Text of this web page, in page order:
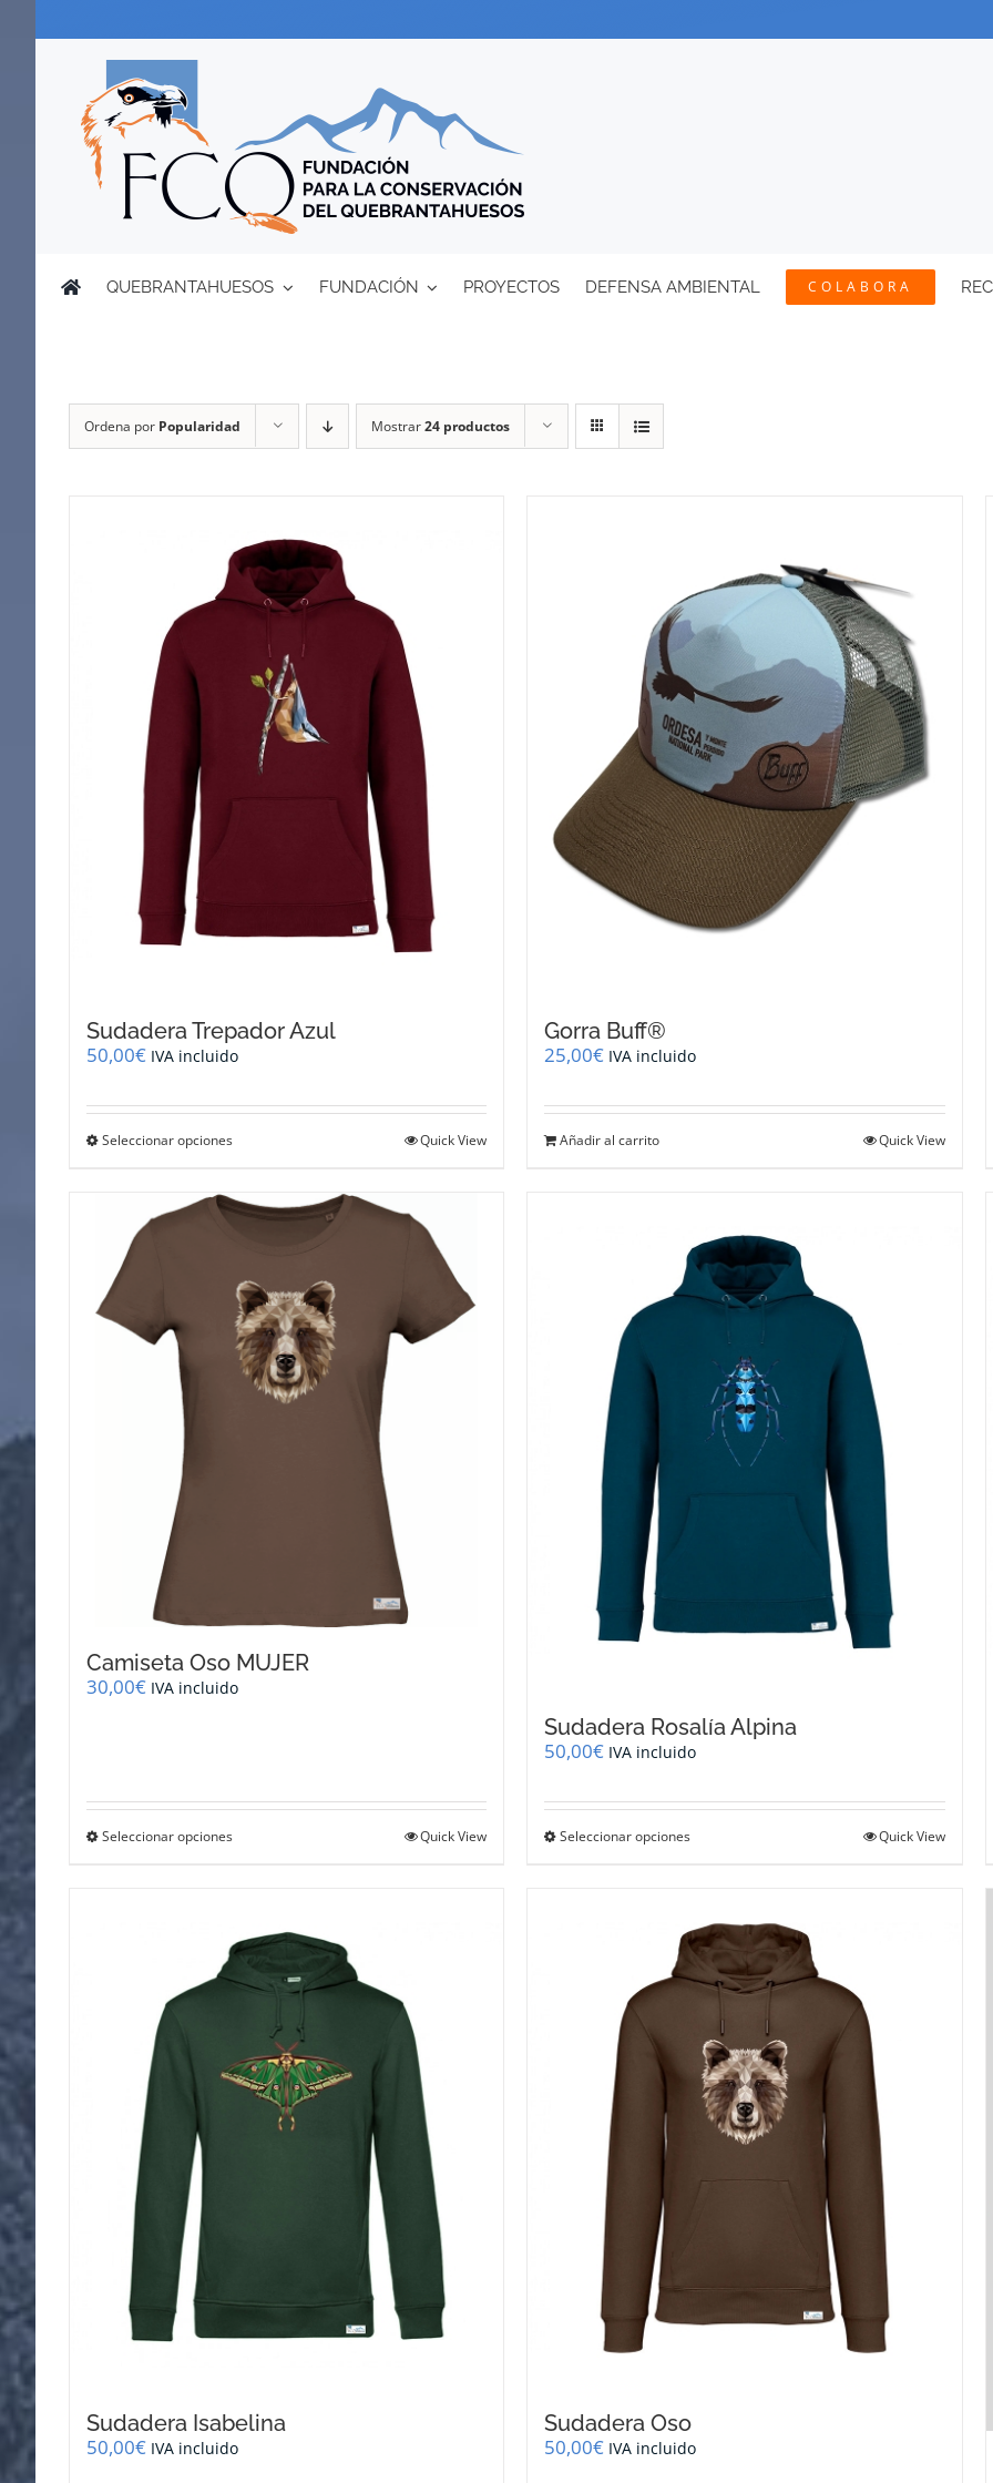
QUEBRANTAHUESOS FUNDACIÓN PROYECTOS DEFENSA AMBIENTAL COLABORA
Ordena por Popularidad Mostrar24 productos
Sudadera Trepador Azul
50,00€ IVA incluido
Seleccionar opciones
múltiples
opciones
se
pueden
elegir
en
página
Quick View
Gorra Buff®
25,00€ IVA incluido
Añadir al carrito Quick View
Camiseta Oso MUJER
30,00€ IVA incluido
Seleccionar opciones
variantes.
Las
opciones
se
elegir
en
la
página
Quick View
Sudadera Rosalía Alpina
50,00€ IVA incluido
Seleccionar opciones
variantes.
Las
opciones
se
pueden
elegir
en
la
página
de
producto
Quick View
Sudadera Isabelina
50,00€ IVA incluido
Sudadera Oso
50,00€ IVA incluido